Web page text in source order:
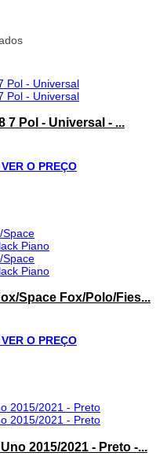
7 Pol - Universal - ...
O PREÇO
Space Fox/Polo/Fies...
O PREÇO
2015/2021 - Preto -...